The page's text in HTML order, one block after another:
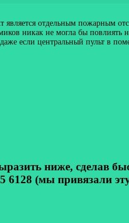
является отдельным пожарным
никак не могла бы
если центральный пульт в
ниже, сделав
6128 (мы привязали